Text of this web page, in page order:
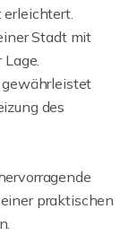
Stadt mit
gewährleistet
des
praktischen